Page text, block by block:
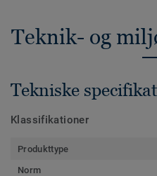
Teknik- og
Tekniske
Klassifikationer
Produkttype
Norm